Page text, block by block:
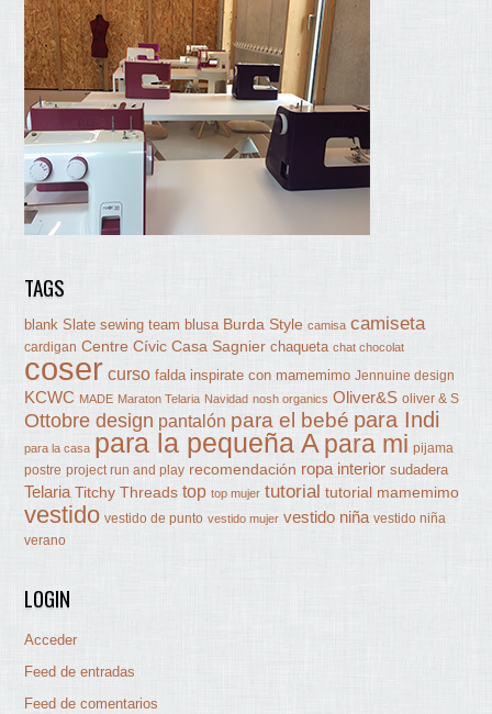
TAGS
blank Slate sewing team blusa Burda Style camisa camiseta
cardigan Centre Cívic Casa Sagnier chaqueta chat chocolat
coser curso falda inspirate con mamemimo Jennuine design
KCWC MADE Maraton Telaria Navidad nosh organics Oliver&S oliver & S
Ottobre design pantalón para el bebé para Indi
para la casa para la pequeña A para mi pijama
postre project run and play recomendación ropa interior sudadera
Telaria Titchy Threads top top mujer tutorial tutorial mamemimo
vestido vestido de punto vestido mujer vestido niña vestido niña
verano
LOGIN
Acceder
Feed de entradas
Feed de comentarios